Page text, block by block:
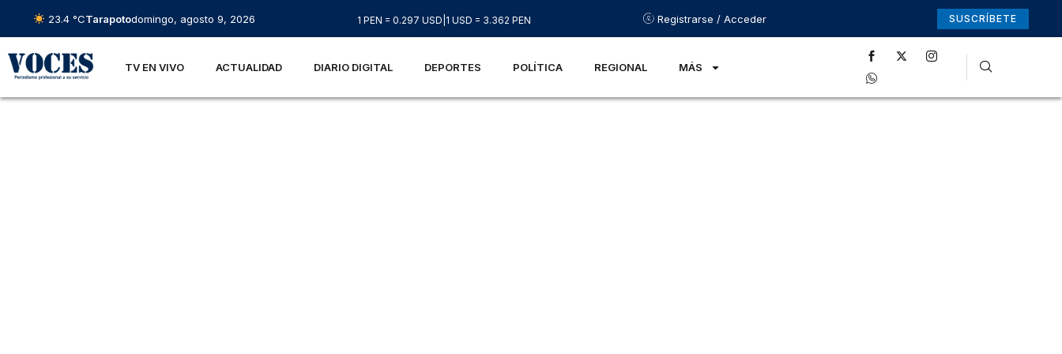
23.4 °CTarapotodomingo, agosto 9, 2026 1 PEN = 0.297 USD 1 USD = 3.362 PEN Registrarse / Acceder SUSCRÍBETE
TV EN VIVO ACTUALIDAD DIARIO DIGITAL DEPORTES POLÍTICA REGIONAL MÁS